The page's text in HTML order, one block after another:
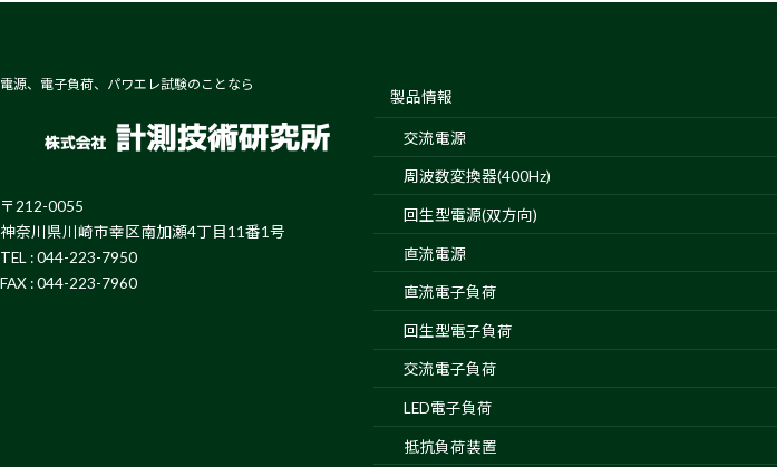
電源、電子負荷、パワエレ試験のことなら
〒212-0055
神奈川県川崎市幸区南加瀬4丁目11番1号
TEL : 044-223-7950
FAX : 044-223-7960
製品情報
交流電源
周波数変換器(400Hz)
回生型電源(双方向)
直流電源
直流電子負荷
回生型電子負荷
交流電子負荷
LED電子負荷
抵抗負荷装置